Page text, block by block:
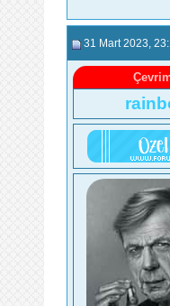
31 Mart 2023 ,